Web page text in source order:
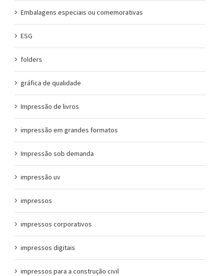
Embalagens especiais ou comemorativas
ESG
folders
gráfica de qualidade
Impressão de livros
impressão em grandes formatos
Impressão sob demanda
impressão uv
impressos
impressos corporativos
impressos digitais
impressos para a construção civil